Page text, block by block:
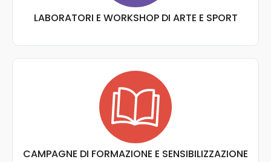
LABORATORI E WORKSHOP DI ARTE E SPORT
CAMPAGNE DI FORMAZIONE E SENSIBILIZZAZIONE